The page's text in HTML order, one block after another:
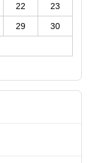
22 23
29 30